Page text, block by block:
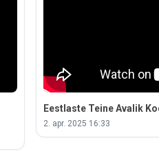
Eestlaste Teine Avalik
2. apr. 2025 16:33